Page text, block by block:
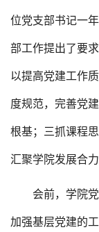
位党支部书记一
部工作提出了要
以提高党建工作
度规范，完善党
根基；三抓课程
汇聚学院发展合力
会前，学院
加强基层党建的